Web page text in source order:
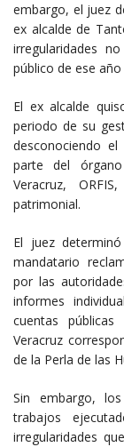
embargo, el juez
ex alcalde de
irregularidades
público de ese
El ex alcalde
periodo de su
desconociendo
parte del
Veracruz,
patrimonial.
El juez
mandatario
por las
informes
cuentas
Veracruz
de la Perla de las
Sin embargo,
trabajos
irregularidades